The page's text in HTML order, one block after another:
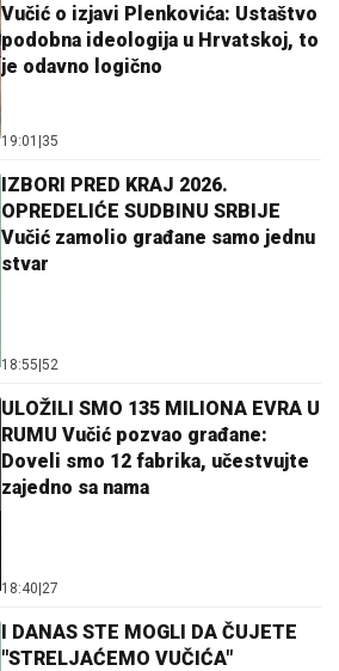
Vučić o izjavi Plenkovića: Ustaštvo
podobna ideologija u Hrvatskoj, to
je odavno logično
19:01 35
IZBORI PRED KRAJ 2026.
OPREDELIĆE SUDBINU SRBIJE
Vučić zamolio građane samo jednu
stvar
18:55 52
ULOŽILI SMO 135 MILIONA EVRA U
RUMU Vučić pozvao građane:
Doveli smo 12 fabrika, učestvujte
zajedno sa nama
18:40 27
I DANAS STE MOGLI DA ČUJETE
"STRELJAĆEMO VUČIĆA"